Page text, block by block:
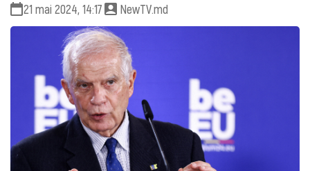
21 mai 2024, 14:17 NewTV.md